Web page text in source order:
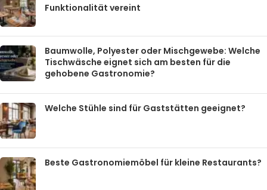
Funktionalität vereint
Baumwolle, Polyester oder Mischgewebe: Welche
Tischwäsche eignet sich am besten für die
gehobene Gastronomie?
Welche Stühle sind für Gaststätten geeignet?
Beste Gastronomiemöbel für kleine Restaurants?